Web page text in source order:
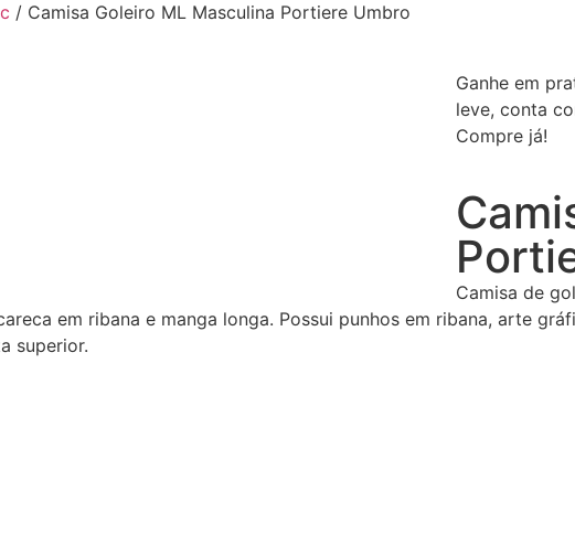
/ Camisa Goleiro ML Masculina Portiere Umbro
Ganhe em
leve, conta
Compre já!
Camisa de
em ribana e manga longa. Possui punhos em ribana, arte
superior.